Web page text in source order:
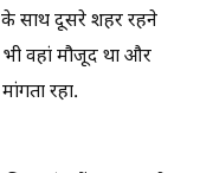
के साथ दूसरे शहर रहने
भी वहां मौजूद था और
रहा.